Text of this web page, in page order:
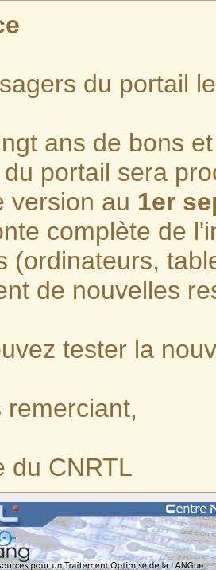
du portail
ans de bons
portail sera
version au 1er
complète de
(ordinateurs,
de nouvelles
tester la
remerciant,
du CNRTL